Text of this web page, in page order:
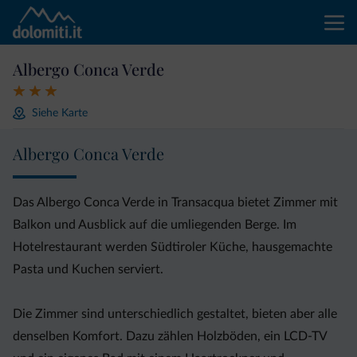
Albergo Conca Verde
Siehe Karte
Albergo Conca Verde
Das Albergo Conca Verde in Transacqua bietet Zimmer mit
Balkon und Ausblick auf die umliegenden Berge. Im
Hotelrestaurant werden Südtiroler Küche, hausgemachte
Pasta und Kuchen serviert.
Die Zimmer sind unterschiedlich gestaltet, bieten aber alle
denselben Komfort. Dazu zählen Holzböden, ein LCD-TV